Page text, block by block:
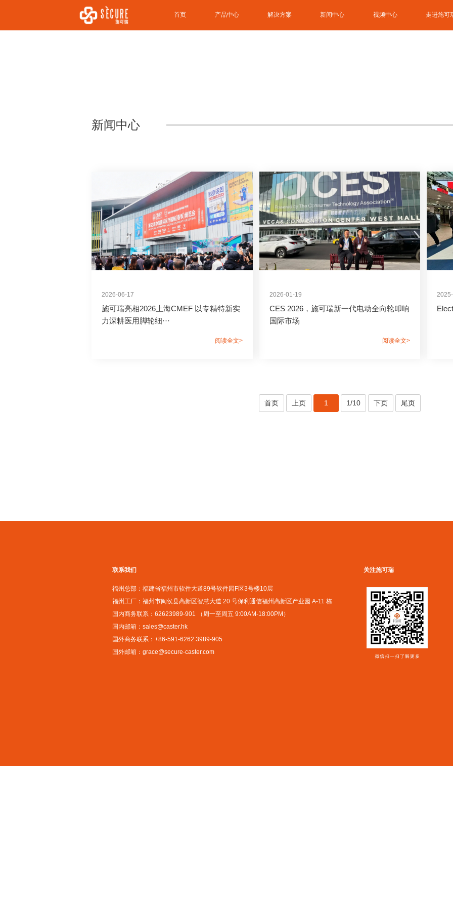
首页 产品中心 解决方案 新闻中心 视频中心 走进施可
新闻中心
2026-06-17
施可瑞亮相2026上海CMEF 以专精特新实
力深耕医用脚轮细···
阅读全文>
2026-01-19
CES 2026，施可瑞新一代电动全向轮叩响
国际市场
阅读全文>
首页 上页 1 1/10 下页 尾页
联系我们
福州总部：福建省福州市软件大道89号软件园F区3号楼10层
福州工厂：福州市闽侯县高新区智慧大道 20 号保利通信福州高新区产业园 A-11 栋
国内商务联系：62623989-901 （周一至周五 9:00AM-18:00PM）
国内邮箱：sales@caster.hk
国外商务联系：+86-591-6262 3989-905
国外邮箱：grace@secure-caster.com
关注施可瑞